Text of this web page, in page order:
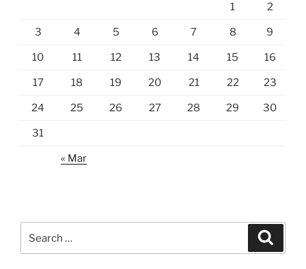
1 2
3 4 5 6 7 8 9
10 11 12 13 14 15 16
17 18 19 20 21 22 23
24 25 26 27 28 29 30
31
« Mar
for: